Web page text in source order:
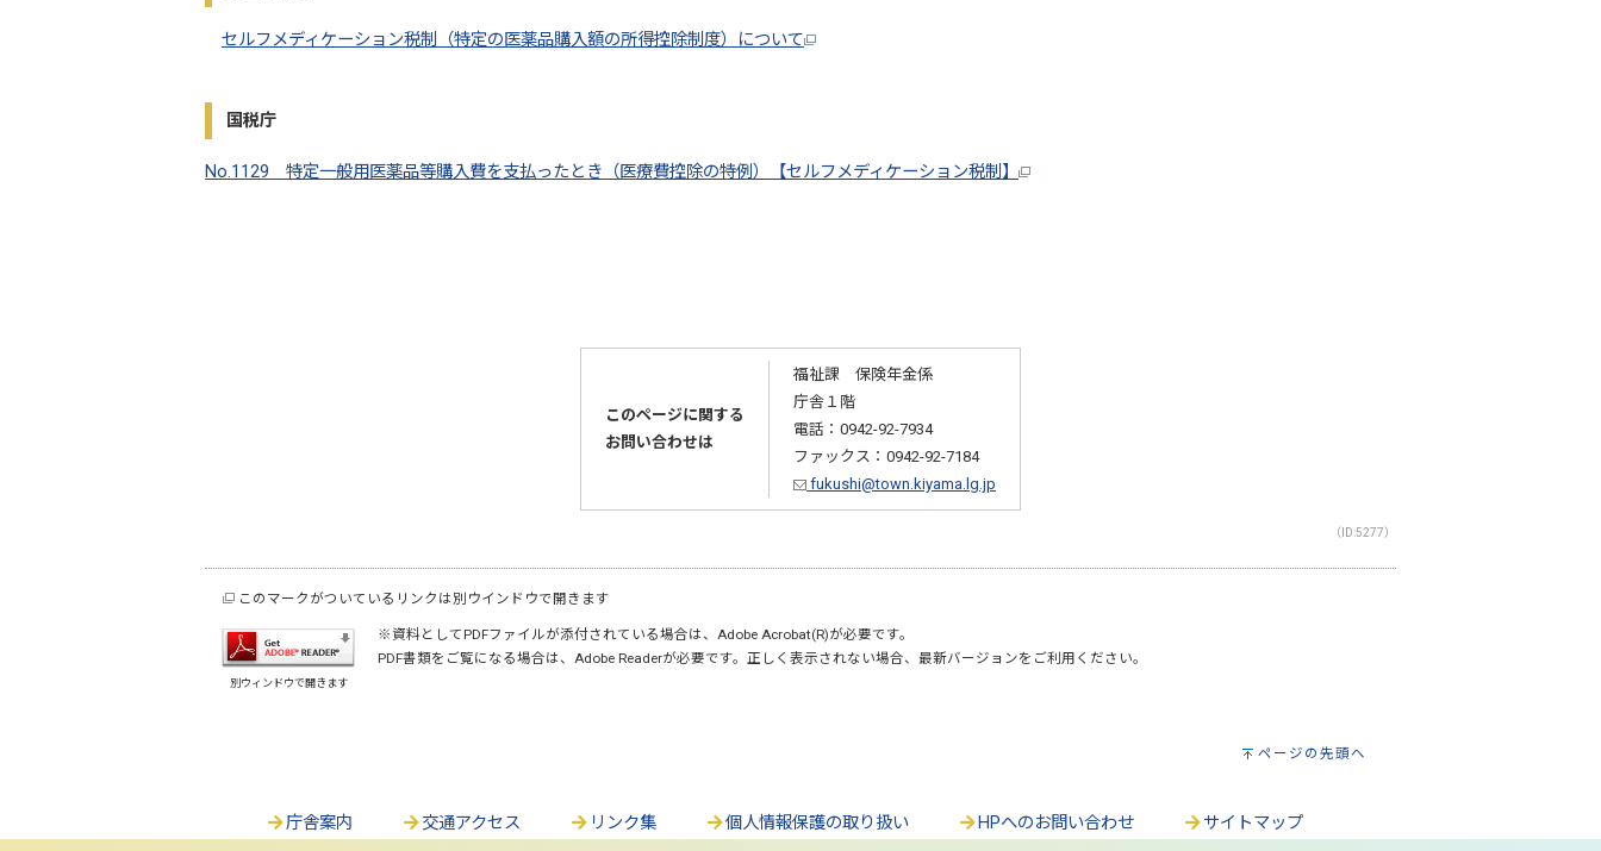
セルフメディケーション税制（特定の医薬品購入額の所得控除制度）について
国税庁
No.1129 特定一般用医薬品等購入費を支払ったとき（医療費控除の特例）【セルフメディケーション税制】
このページに関する
お問い合わせは
福祉課 保険年金係
庁舎１階
電話：0942-92-7934
ファックス：0942-92-7184
fukushi@town.kiyama.lg.jp
（ID:5277）
このマークがついているリンクは別ウインドウで開きます
別ウィンドウで開きます
※資料としてPDFファイルが添付されている場合は、Adobe Acrobat(R)が必要です。
PDF書類をご覧になる場合は、Adobe Readerが必要です。正しく表示されない場合、最新バージョンをご利用ください。
ページの先頭へ
庁舎案内 交通アクセス リンク集 個人情報保護の取り扱い HPへのお問い合わせ サイトマップ